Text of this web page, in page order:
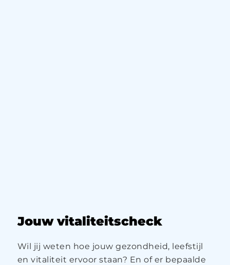
Jouw vitaliteitscheck
Wil jij weten hoe jouw gezondheid, leefstijl
en vitaliteit ervoor staan? En of er bepaalde